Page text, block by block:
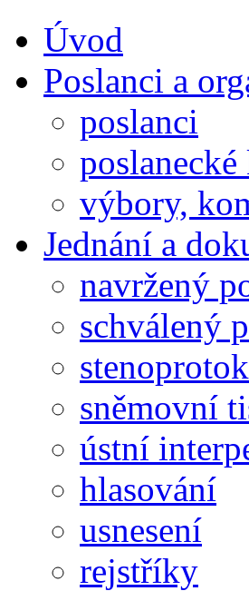
Úvod
Poslanci a
poslanci
výbory,
Jednání a
navržený
schválený
sněmovní
ústní
hlasování
usnesení
rejstříky